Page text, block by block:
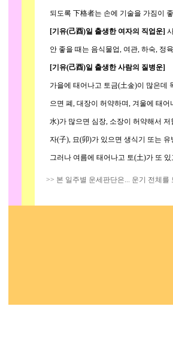
되도록 下格者는 손에 기술을 가짐이 좋
[기유(己酉)일 출생한 여자의 직업운]
안 좋을 때는 음식물업, 여관, 하숙, 정육
[기유(己酉)일 출생한 사람의 질병운]
가을에 태어나고 토금(土金)이 많은데
으면 폐, 대장이 허약하며, 겨울에 태어
水)가 많으면 심장, 소장이 허약해서 저
자(子), 묘(卯)가 있으면 생식기 또는 유
그러나 여름에 태어나고 토(土)가 또 있
>> 본 일주별 운세판단은... 운기 전체를